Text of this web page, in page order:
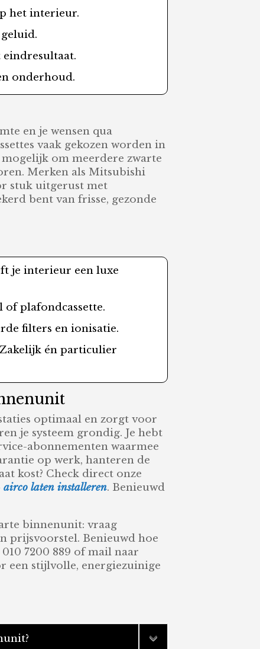
het interieur.
eindresultaat.
onderhoud.
en je wensen qua
vaak gekozen worden in
om meerdere zwarte
Merken als Mitsubishi
stuk uitgerust met
bent van frisse, gezonde
je interieur een luxe
plafondcassette.
filters en ionisatie.
én particulier
optimaal en zorgt voor
je systeem grondig. Je hebt
abonnementen waarmee
op werk, hanteren de
kost? Check direct onze
airco laten installeren. Benieuwd
binnenunit: vraag
prijsvoorstel. Benieuwd hoe
7200 889 of mail naar
een stijlvolle, energiezuinige